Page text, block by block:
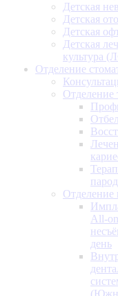
Детская
Детская
Детская
Детская
культура
Отделение
Отделение
Отделение
All-
день